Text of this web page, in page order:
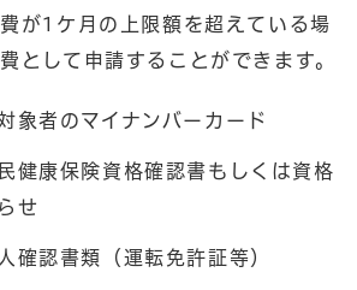
が1ケ月の上限額を超えている場
として申請することができます。
象者のマイナンバーカード
健康保険資格確認書もしくは資格
せ
確認書類（運転免許証等）